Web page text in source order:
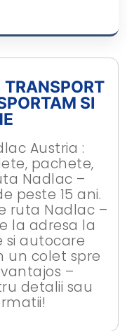
TRANSPORT
SI
Austria :
pachete,
Nadlac –
peste 15 ani.
ruta Nadlac –
la adresa la
si autocare
un colet spre
–
detalii sau